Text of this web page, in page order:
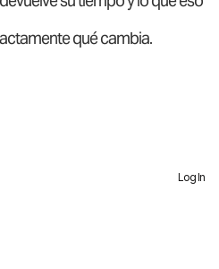
qué cambia.
Log In